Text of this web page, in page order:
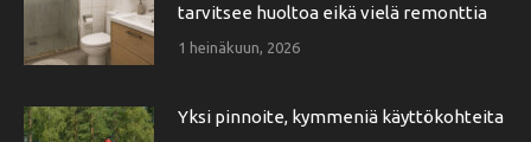
tarvitsee huoltoa eikä vielä remonttia
1 heinäkuun, 2026
Yksi pinnoite, kymmeniä käyttökohteita